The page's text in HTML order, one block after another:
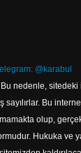
@karabul
nedenle,
Bu
olup,
Hukuka ve